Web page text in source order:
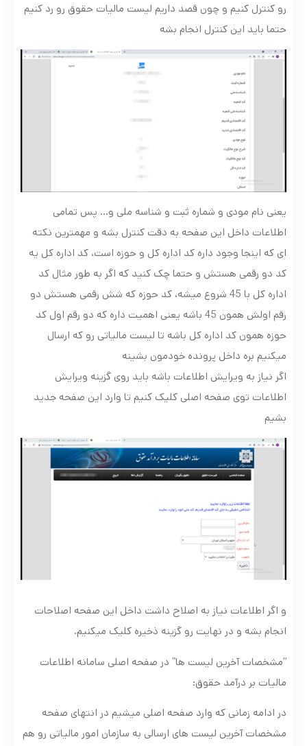
رو کنترل کنیم و چون قصد داریم لیست مالیات حقوق رو رد کنیم
حتما باید این کنترل انجام بشه
یعنی نام مودی و شماره ثبت و شناسه ملی و… پس تمامی
اطلاعات داخل این صفحه به دقت کنترل بشه و مهمترین نکته
ای که اینجا وجود داره کد اداره کل و حوزه است، کد اداره کل یه
کد دو رقمی هستش و حتما چک کنید که اگر به طور مثال کد
اداره کل با 45 شروع میشه، کد حوزه که شش رقمی هستش دو
رقم اولش همون 45 باشه یعنی اهمیت داره که دو رقم اول کد
حوزه همون کد اداره کل باشه تا لیست مالیاتی رو که ارسال
میکنیم بره داخل پرونده خودمون بشینه
اگر نیاز به ویرایش اطلاعات باشه باید روی گزینه ویرایش
اطلاعات توی صفحه اصلی کلیک کنیم تا وارد این صفحه جدید
بشیم
و اگر اطلاعات نیاز به اصلاح داشت داخل این صفحه اصلاحات
انجام بشه و در نهایت رو گزینه ذخیره کلیک میکنیم.
“مشخصات آخرین لیست ها” در صفحه اصلی سامانه اطلاعات
مالیات بر درآمد حقوق:
در ادامه زمانی که وارد صفحه اصلی میشیم در انتهای صفحه
مشخصات آخرین لیست های ارسالی به سازمان امور مالیاتی رو هم